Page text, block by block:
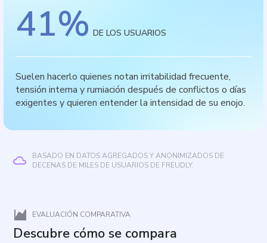
41% DE LOS USUARIOS
Suelen hacerlo quienes notan irritabilidad frecuente,
tensión interna y rumiación después de conflictos o días
exigentes y quieren entender la intensidad de su enojo.
BASADO EN DATOS AGREGADOS Y ANONIMIZADOS DE
DECENAS DE MILES DE USUARIOS DE FREUDLY.
EVALUACIÓN COMPARATIVA
Descubre cómo se compara